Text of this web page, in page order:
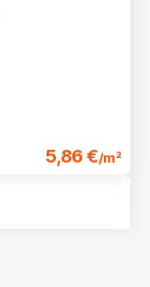
5,86 €/m²